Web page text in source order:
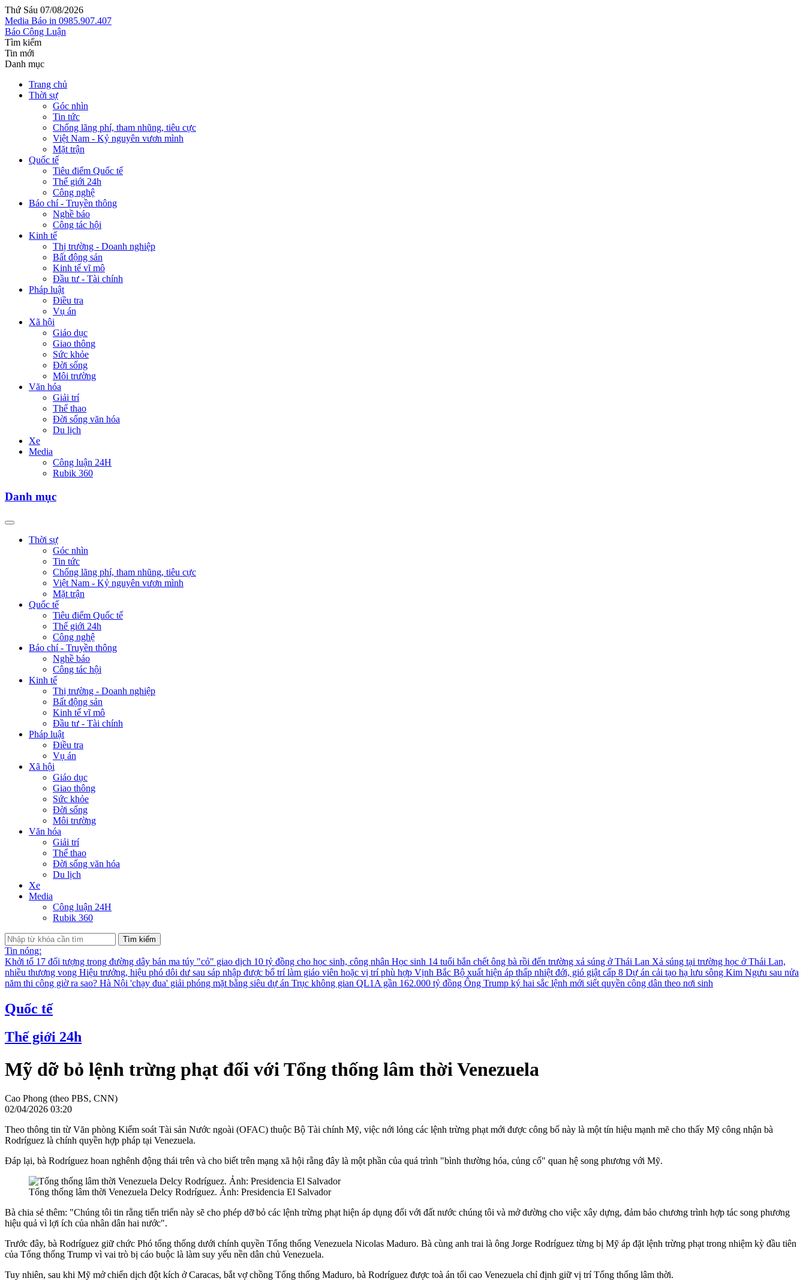
Thứ Sáu 07/08/2026
Media Báo in 0985.907.407
Báo Công Luận
Tìm kiếm
Tin mới
Danh mục
Trang chủ
Thời sự
Góc nhìn
Tin tức
Chống lãng phí, tham nhũng, tiêu cực
Việt Nam - Kỷ nguyên vươn mình
Mặt trận
Quốc tế
Tiêu điểm Quốc tế
Thế giới 24h
Công nghệ
Báo chí - Truyền thông
Nghề báo
Công tác hội
Kinh tế
Thị trường - Doanh nghiệp
Bất động sản
Kinh tế vĩ mô
Đầu tư - Tài chính
Pháp luật
Điều tra
Vụ án
Xã hội
Giáo dục
Giao thông
Sức khỏe
Đời sống
Môi trường
Văn hóa
Giải trí
Thể thao
Đời sống văn hóa
Du lịch
Xe
Media
Công luận 24H
Rubik 360
Danh mục
Thời sự
Góc nhìn
Tin tức
Chống lãng phí, tham nhũng, tiêu cực
Việt Nam - Kỷ nguyên vươn mình
Mặt trận
Quốc tế
Tiêu điểm Quốc tế
Thế giới 24h
Công nghệ
Báo chí - Truyền thông
Nghề báo
Công tác hội
Kinh tế
Thị trường - Doanh nghiệp
Bất động sản
Kinh tế vĩ mô
Đầu tư - Tài chính
Pháp luật
Điều tra
Vụ án
Xã hội
Giáo dục
Giao thông
Sức khỏe
Đời sống
Môi trường
Văn hóa
Giải trí
Thể thao
Đời sống văn hóa
Du lịch
Xe
Media
Công luận 24H
Rubik 360
Tìm kiếm
Tin nóng:
Khởi tố 17 đối tượng trong đường dây bán ma túy "cỏ" giao dịch 10 tỷ đồng cho học sinh, công nhân Học sinh 14 tuổi bắn chết ông bà rồi đến trường xả súng ở Thái Lan Xả súng tại trường học ở Thái Lan,
nhiều thương vong Hiệu trưởng, hiệu phó dôi dư sau sáp nhập được bố trí làm giáo viên hoặc vị trí phù hợp Vịnh Bắc Bộ xuất hiện áp thấp nhiệt đới, gió giật cấp 8 Dự án cải tạo hạ lưu sông Kim Ngưu sau nửa
năm thi công giờ ra sao? Hà Nội 'chạy đua' giải phóng mặt bằng siêu dự án Trục không gian QL1A gần 162.000 tỷ đồng Ông Trump ký hai sắc lệnh mới siết quyền công dân theo nơi sinh
Quốc tế
Thế giới 24h
Mỹ dỡ bỏ lệnh trừng phạt đối với Tổng thống lâm thời Venezuela
Cao Phong (theo PBS, CNN)
02/04/2026 03:20
Theo thông tin từ Văn phòng Kiểm soát Tài sản Nước ngoài (OFAC) thuộc Bộ Tài chính Mỹ, việc nới lỏng các lệnh trừng phạt mới được công bố này là một tín hiệu mạnh mẽ cho thấy Mỹ công nhận bà
Rodríguez là chính quyền hợp pháp tại Venezuela.
Đáp lại, bà Rodríguez hoan nghênh động thái trên và cho biết trên mạng xã hội rằng đây là một phần của quá trình "bình thường hóa, củng cố" quan hệ song phương với Mỹ.
Tổng thống lâm thời Venezuela Delcy Rodríguez. Ảnh: Presidencia El Salvador
Bà chia sẻ thêm: "Chúng tôi tin rằng tiến triển này sẽ cho phép dỡ bỏ các lệnh trừng phạt hiện áp dụng đối với đất nước chúng tôi và mở đường cho việc xây dựng, đảm bảo chương trình hợp tác song phương
hiệu quả vì lợi ích của nhân dân hai nước".
Trước đây, bà Rodríguez giữ chức Phó tổng thống dưới chính quyền Tổng thống Venezuela Nicolas Maduro. Bà cùng anh trai là ông Jorge Rodríguez từng bị Mỹ áp đặt lệnh trừng phạt trong nhiệm kỳ đầu tiên
của Tổng thống Trump vì vai trò bị cáo buộc là làm suy yếu nền dân chủ Venezuela.
Tuy nhiên, sau khi Mỹ mở chiến dịch đột kích ở Caracas, bắt vợ chồng Tổng thống Maduro, bà Rodríguez được toà án tối cao Venezuela chỉ định giữ vị trí Tổng thống lâm thời.